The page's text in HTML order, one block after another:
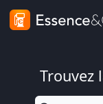
Trouvez